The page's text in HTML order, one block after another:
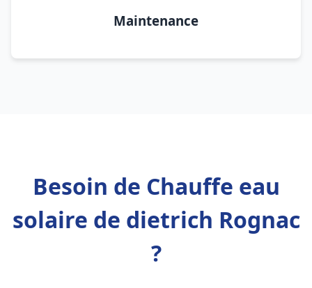
Maintenance
Besoin de Chauffe eau
solaire de dietrich Rognac
?